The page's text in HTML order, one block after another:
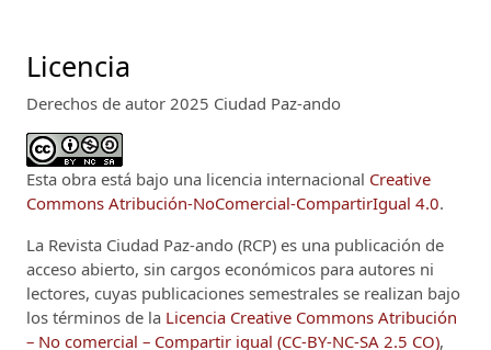
Licencia
Derechos de autor 2025 Ciudad Paz-ando
Esta obra está bajo una licencia internacional Creative
Commons Atribución-NoComercial-CompartirIgual 4.0.
La Revista Ciudad Paz-ando (RCP) es una publicación de
acceso abierto, sin cargos económicos para autores ni
lectores, cuyas publicaciones semestrales se realizan bajo
los términos de la Licencia Creative Commons Atribución
– No comercial – Compartir igual (CC-BY-NC-SA 2.5 CO),